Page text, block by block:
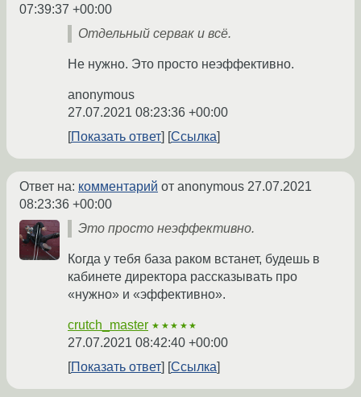
07:39:37 +00:00
Отдельный сервак и всё.
Не нужно. Это просто неэффективно.
anonymous
27.07.2021 08:23:36 +00:00
Показать ответ
Ссылка
Ответ на: комментарий от anonymous 27.07.2021
08:23:36 +00:00
Это просто неэффективно.
Когда у тебя база раком встанет, будешь в
кабинете директора рассказывать про
«нужно» и «эффективно».
crutch_master ★★★★★
27.07.2021 08:42:40 +00:00
Показать ответ
Ссылка